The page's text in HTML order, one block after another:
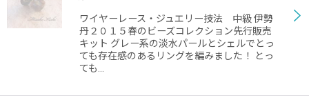
ワイヤーレース・ジュエリー技法 中級 伊勢
丹２０１５春のビーズコレクション先行販売
キット グレー系の淡水パールとシェルでとっ
ても存在感のあるリングを編みました！ とっ
ても…